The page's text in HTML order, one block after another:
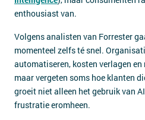
enthousiast van.
Volgens analisten van Forrester
momenteel zelfs té snel.
automatiseren, kosten verlagen
maar vergeten soms hoe klanten
groeit niet alleen het gebruik van
frustratie eromheen.